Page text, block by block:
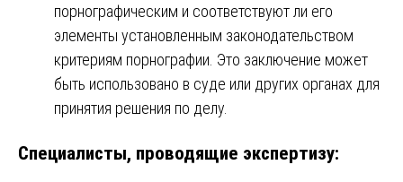
порнографическим и соответствуют ли его
элементы установленным законодательством
критериям порнографии. Это заключение может
быть использовано в суде или других органах для
принятия решения по делу.
Специалисты, проводящие экспертизу: